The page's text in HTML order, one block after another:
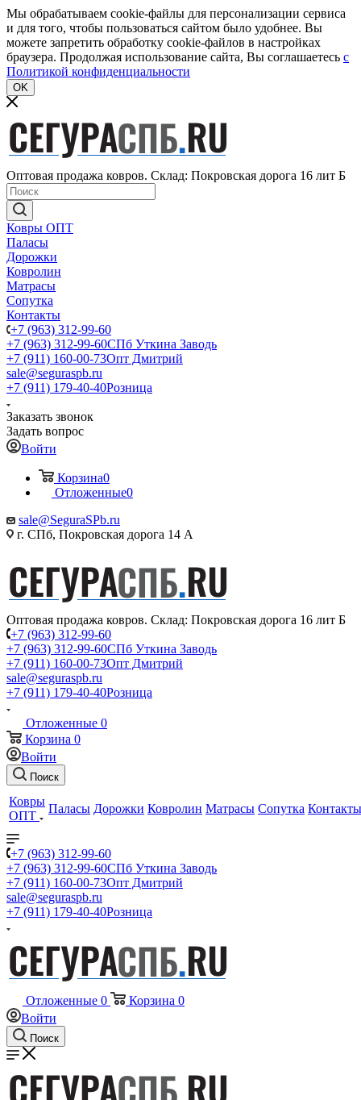
Мы обрабатываем cookie-файлы для персонализации сервиса
и для того, чтобы пользоваться сайтом было удобнее. Вы
можете запретить обработку cookie-файлов в настройках
браузера. Продолжая использование сайта, Вы соглашаетесь c
Политикой конфиденциальности
OK
Оптовая продажа ковров. Склад: Покровская дорога 16 лит Б
Ковры ОПТ
Паласы
Дорожки
Ковролин
Матрасы
Сопутка
Контакты
+7 (963) 312-99-60
+7 (963) 312-99-60СПб Уткина Заводь
+7 (911) 160-00-73Опт Дмитрий
sale@seguraspb.ru
+7 (911) 179-40-40Розница
Заказать звонок
Задать вопрос
Войти
Корзина0
Отложенные0
sale@SeguraSPb.ru
г. СПб, Покровская дорога 14 А
Оптовая продажа ковров. Склад: Покровская дорога 16 лит Б
+7 (963) 312-99-60
+7 (963) 312-99-60СПб Уткина Заводь
+7 (911) 160-00-73Опт Дмитрий
sale@seguraspb.ru
+7 (911) 179-40-40Розница
Отложенные 0
Корзина 0
Войти
Поиск
Ковры
ОПТ
Паласы Дорожки Ковролин Матрасы Сопутка Контакты
+7 (963) 312-99-60
+7 (963) 312-99-60СПб Уткина Заводь
+7 (911) 160-00-73Опт Дмитрий
sale@seguraspb.ru
+7 (911) 179-40-40Розница
Отложенные 0 Корзина 0
Войти
Поиск